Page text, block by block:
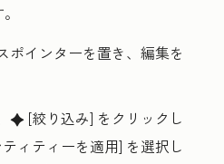
インターを置き、 編集を
artificialIntelligence [絞り込み] をクリックし
ィティーを適用] を選択し